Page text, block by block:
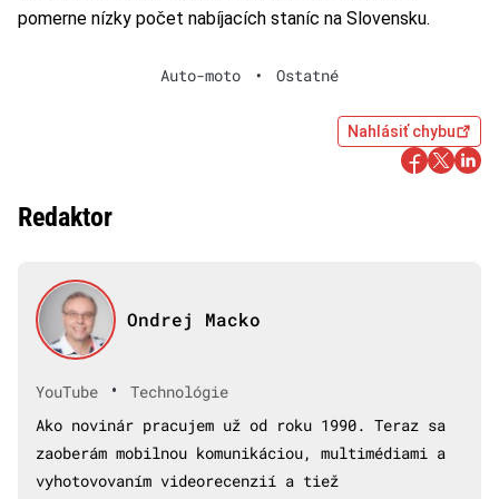
pomerne nízky počet nabíjacích staníc na Slovensku.
Auto-moto • Ostatné
Nahlásiť chybu
Redaktor
Ondrej Macko
YouTube •
Technológie
Ako novinár pracujem už od roku 1990. Teraz sa
zaoberám mobilnou komunikáciou, multimédiami a
vyhotovovaním videorecenzií a tiež